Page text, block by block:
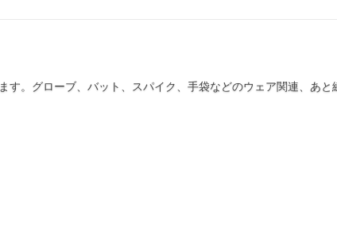
す。グローブ、バット、スパイク、手袋などのウェア関連、あと